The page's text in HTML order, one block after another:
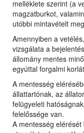
melléklete szerint (a
magzatburkot,
utóbbi mintavételt
Amennyiben a
vizsgálata a
állomány mentes
egyúttal forgalmi
A mentesség
állattartónak, az
felügyeleti
felelőssége van.
A mentesség